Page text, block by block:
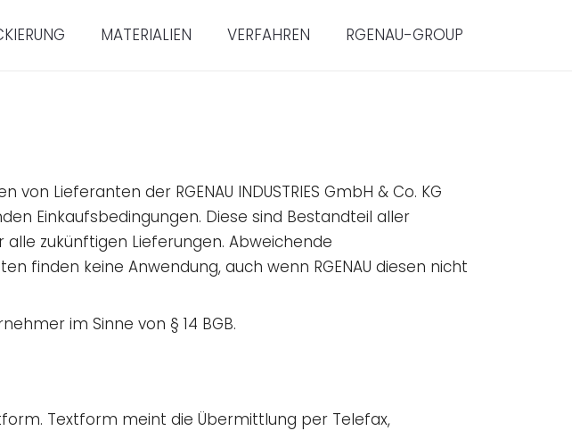
MATERIALIEN VERFAHREN RGENAU-GROUP
Lieferanten der RGENAU INDUSTRIES GmbH & Co. KG
Einkaufsbedingungen. Diese sind Bestandteil aller
zukünftigen Lieferungen. Abweichende
finden keine Anwendung, auch wenn RGENAU diesen nicht
im Sinne von § 14 BGB.
Textform meint die Übermittlung per Telefax,